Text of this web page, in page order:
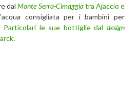
dalMonte Serra-Cimaggiatra Ajaccio e
consigliata per i bambini per
Particolari le sue bottiglie dal design
.